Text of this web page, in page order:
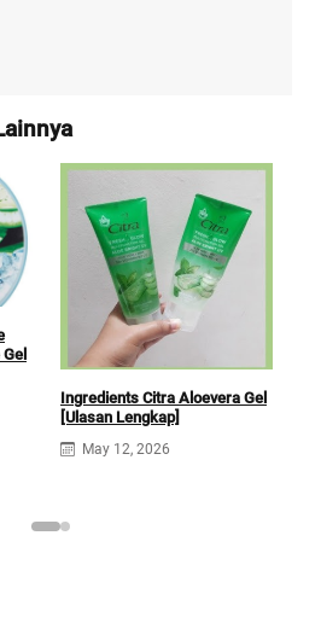
Ingredients Citra Aloevera Gel
[Ulasan Lengkap]
May 12, 2026